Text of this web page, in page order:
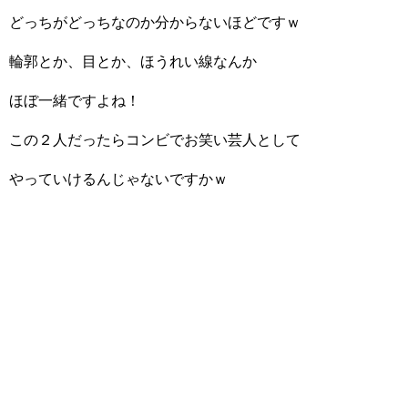
どっちがどっちなのか分からないほどですｗ
輪郭とか、目とか、ほうれい線なんか
ほぼ一緒ですよね！
この２人だったらコンビでお笑い芸人として
やっていけるんじゃないですかｗ